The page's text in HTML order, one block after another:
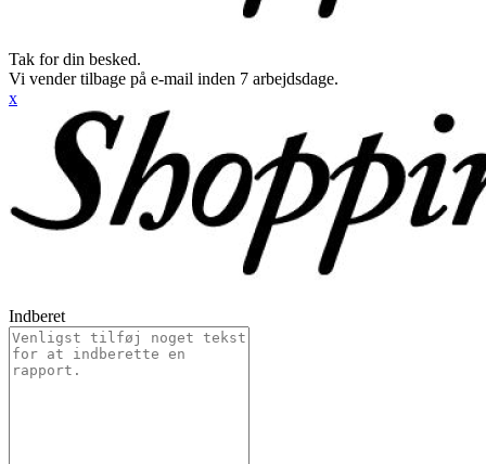
Tak for din besked.
Vi vender tilbage på e-mail inden 7 arbejdsdage.
x
Indberet